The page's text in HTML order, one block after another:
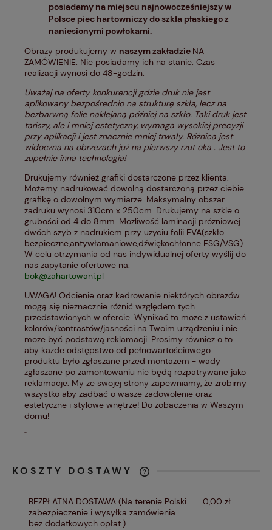
posiadamy na miejscu najnowocześniejszy w
Polsce piec hartowniczy do szkła płaskiego z
naniesionymi powłokami.
Obrazy produkujemy w naszym zakładzie NA
ZAMÓWIENIE. Nie posiadamy ich na stanie. Czas
realizacji wynosi do 48-godzin.
Uważaj na oferty konkurencji gdzie druk nie jest
aplikowany bezpośrednio na strukturę szkła, lecz na
bezbarwną folie naklejaną później na szkło. Taki druk jest
tańszy, ale i mniej estetyczny, wymaga wysokiej precyzji
przy aplikacji i jest znacznie mniej trwały. Różnica jest
widoczna na obrzeżach już na pierwszy rzut oka . Jest to
zupełnie inna technologia!
Drukujemy również grafiki dostarczone przez klienta.
Możemy nadrukować dowolną dostarczoną przez ciebie
grafikę o dowolnym wymiarze. Maksymalny obszar
zadruku wynosi 310cm x 250cm. Drukujemy na szkle o
grubości od 4 do 8mm. Możliwość laminacji próżniowej
dwóch szyb z nadrukiem przy użyciu folii EVA(szkło
bezpieczne,antywłamaniowe,dźwiękochłonne ESG/VSG).
W celu otrzymania od nas indywidualnej oferty wyślij do
nas zapytanie ofertowe na:
bok@zahartowani.pl
UWAGA! Odcienie oraz kadrowanie niektórych obrazów
mogą się nieznacznie różnić względem tych
przedstawionych w ofercie. Wynikać to może z ustawień
kolorów/kontrastów/jasności na Twoim urządzeniu i nie
może być podstawą reklamacji. Prosimy również o to
aby każde odstępstwo od pełnowartościowego
produktu było zgłaszane przed montażem - wady
zgłaszane po zamontowaniu nie będą rozpatrywane jako
reklamacje. My ze swojej strony zapewniamy, że zrobimy
wszystko aby zadbać o wasze zadowolenie oraz
estetyczne i stylowe wnętrze! Do zobaczenia w Waszym
domu!
"
KOSZTY DOSTAWY
KOSZTÓW PŁATNOŚCI
BEZPŁATNA DOSTAWA (Na terenie Polski
zabezpieczenie i wysyłka zamówienia
bez dodatkowych opłat.)
0,00 zł